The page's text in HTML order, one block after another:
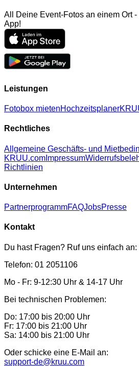
All Deine Event-Fotos an einem Ort
App!
Leistungen
Fotobox mietenHochzeitsplaner
Rechtliches
Allgemeine Geschäfts- und
KRUU.com Impressum
Richtlinien
Unternehmen
PartnerprogrammFAQJobsPresse
Kontakt
Du hast Fragen? Ruf uns einfach an:
Telefon: 01 2051106
Mo - Fr: 9-12:30 Uhr & 14-17 Uhr
Bei technischen Problemen:
Do: 17:00 bis 20:00 Uhr
Fr: 17:00 bis 21:00 Uhr
Sa: 14:00 bis 21:00 Uhr
Oder schicke eine E-Mail an:
support-de@kruu.com